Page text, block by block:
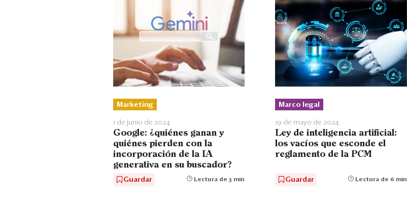
Marketing
1 de junio de 2024
Google: ¿quiénes ganan y
quiénes pierden con la
incorporación de la IA
generativa en su buscador?
Guardar Lectura de 3 min
Marco legal
19 de mayo de 2024
Ley de inteligencia artificial:
los vacíos que esconde el
reglamento de la PCM
Guardar Lectura de 6 min